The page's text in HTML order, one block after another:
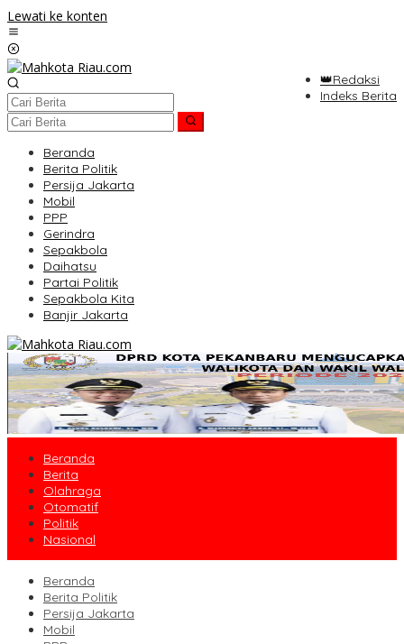
Lewati ke konten
👑Redaksi
Indeks Berita
Beranda
Berita Politik
Persija Jakarta
Mobil
PPP
Gerindra
Sepakbola
Daihatsu
Partai Politik
Sepakbola Kita
Banjir Jakarta
Beranda
Berita
Olahraga
Otomatif
Politik
Nasional
Beranda
Berita Politik
Persija Jakarta
Mobil